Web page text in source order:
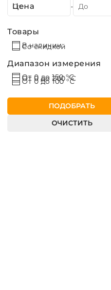
Цена -
Товары
В наличии
Со скидкой
Диапазон измерения
От 0 до 150 °С
От 0 до 200 °С
От 0 до 100 °С
ПОДОБРАТЬ
ОЧИСТИТЬ